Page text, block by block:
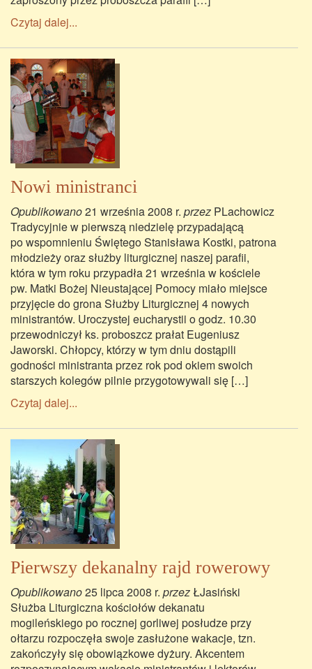
Czytaj dalej...
Nowi ministranci
Opublikowano21 września 2008 r. przez PLachowicz
Tradycyjnie w pierwszą niedzielę przypadającą
po wspomnieniu Świętego Stanisława Kostki, patrona
młodzieży oraz służby liturgicznej naszej parafii,
która w tym roku przypadła 21 września w kościele
pw. Matki Bożej Nieustającej Pomocy miało miejsce
przyjęcie do grona Służby Liturgicznej 4 nowych
ministrantów. Uroczystej eucharystii o godz. 10.30
przewodniczył ks. proboszcz prałat Eugeniusz
Jaworski. Chłopcy, którzy w tym dniu dostąpili
godności ministranta przez rok pod okiem swoich
starszych kolegów pilnie przygotowywali się […]
Czytaj dalej...
Pierwszy dekanalny rajd rowerowy
Opublikowano25 lipca 2008 r. przez ŁJasiński
Służba Liturgiczna kościołów dekanatu
mogileńskiego po rocznej gorliwej posłudze przy
ołtarzu rozpoczęła swoje zasłużone wakacje, tzn.
zakończyły się obowiązkowe dyżury. Akcentem